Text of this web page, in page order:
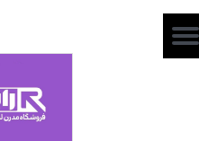
حساب کاربری من